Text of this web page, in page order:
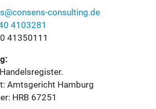
consulting.de
4103281
41350111
Amtsgericht Hamburg
HRB 67251